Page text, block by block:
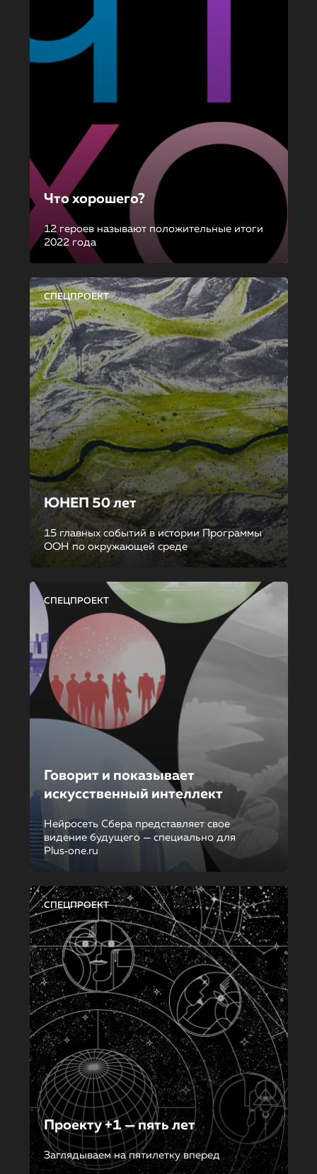
Что хорошего?
12 героев называют положительные итоги
2022 года
СПЕЦПРОЕКТ
ЮНЕП 50 лет
15 главных событий в истории Программы
ООН по окружающей среде
СПЕЦПРОЕКТ
Говорит и показывает
искусственный интеллект
Нейросеть Сбера представляет свое
видение будущего — специально для
Plus‑one.ru
СПЕЦПРОЕКТ
Проекту +1 — пять лет
Заглядываем на пятилетку вперед